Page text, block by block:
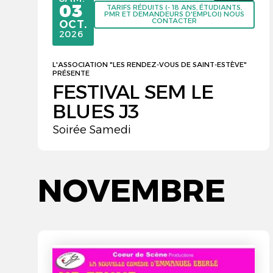
03
OCTOBRE
OCT.
2026
TARIFS RÉDUITS (- 18 ANS, ÉTUDIANTS,
PMR ET DEMANDEURS D'EMPLOI) NOUS
CONTACTER
L'ASSOCIATION "LES RENDEZ-VOUS DE SAINT-ESTÈVE"
PRÉSENTE
FESTIVAL SEM LE
BLUES J3
Soirée Samedi
NOVEMBRE